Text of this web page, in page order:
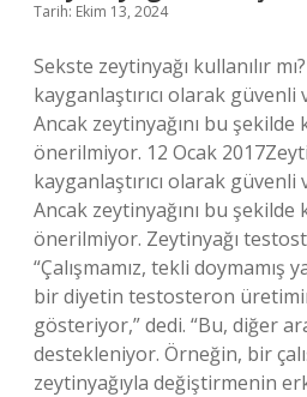
Tarih: Ekim 13, 2024
Sekste zeytinyağı kullanılır
kayganlaştırıcı olarak
Ancak zeytinyağını bu şekilde
önerilmiyor. 12 Ocak
kayganlaştırıcı olarak
Ancak zeytinyağını bu şekilde
önerilmiyor. Zeytinyağı
“Çalışmamız, tekli doymamış
bir diyetin testosteron
gösteriyor,” dedi. “Bu, diğer
destekleniyor. Örneğin, bir
zeytinyağıyla değiştirmenin